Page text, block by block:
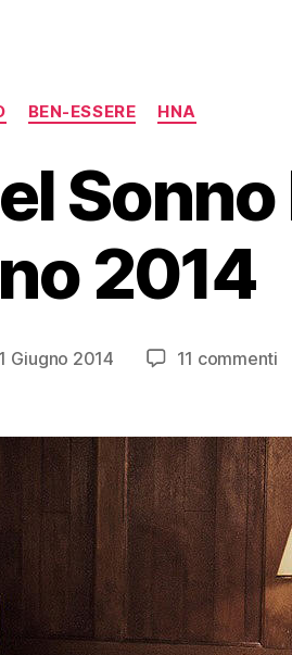
Categorie
BEN-ESSERE HNA
2014
1 Giugno 2014 11 commentisu